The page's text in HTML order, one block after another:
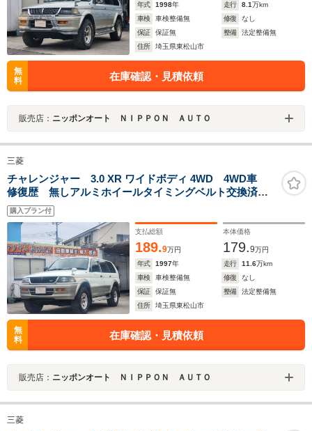
年式
1998年 走行 8.1万km
車検
車検整備無 修復
なし
保証
保証無 整備
法定整備無
住所
埼玉県東松山市
無
料
在庫確認・見積依頼
販売店： ニッポンオート ＮＩＰＰＯＮ ＡＵＴＯ
三菱
チャレンジャー 3.0 XR ワイドボディ 4WD 4WD車
修復歴 無しアルミホイールタイミングベルト交換済み
ステッカー有 寒冷地仕様車寒冷地仕様車 運転席エ
アバッグ 助手席エアバッグ ナービ
購入プラン付
支払総額
189.9万円
本体価格
179.9万円
年式
1997年 走行 11.6万km
車検
車検整備無 修復
なし
保証
保証無 整備
法定整備無
住所
埼玉県東松山市
無
料
在庫確認・見積依頼
販売店： ニッポンオート ＮＩＰＰＯＮ ＡＵＴＯ
三菱